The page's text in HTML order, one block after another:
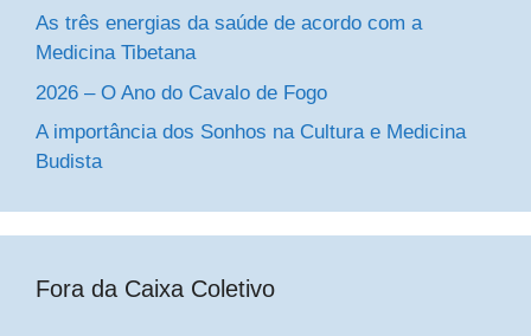
As três energias da saúde de acordo com a
Medicina Tibetana
2026 – O Ano do Cavalo de Fogo
A importância dos Sonhos na Cultura e Medicina
Budista
Fora da Caixa Coletivo